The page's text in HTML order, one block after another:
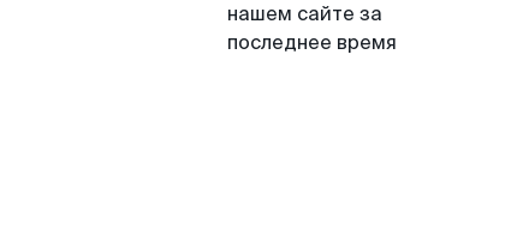
нашем сайте за
последнее время